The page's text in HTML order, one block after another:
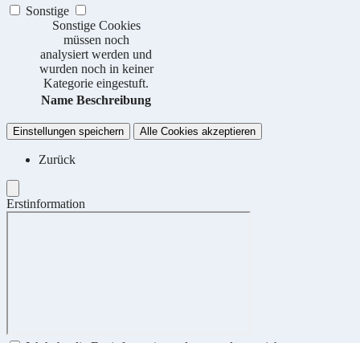
Sonstige
Sonstige Cookies
müssen noch
analysiert werden und
wurden noch in keiner
Kategorie eingestuft.
Name Beschreibung
Einstellungen speichern Alle Cookies akzeptieren
Zurück
Erstinformation